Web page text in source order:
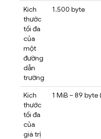
Kích
thước
tối đa
của
một
đường
dẫn
trường
1.500 byte
Kích
thước
tối đa
của
giá trị
1 MiB – 89